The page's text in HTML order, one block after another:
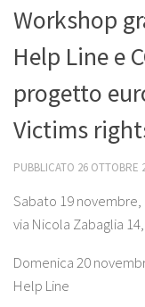
Workshop
Help Line e
progetto
Victims
PUBBLICATO 26 OTTOBRE
Sabato 19 novembre,
via Nicola Zabaglia 14,
Domenica 20
Help Line